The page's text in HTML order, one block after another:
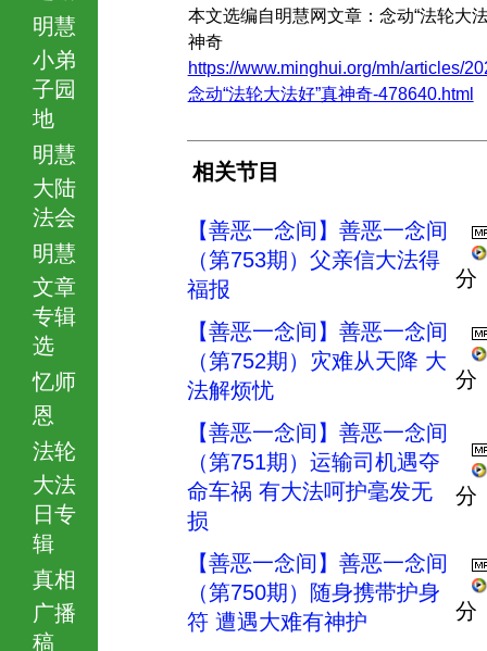
明慧
小弟
子园
地
明慧
大陆
法会
明慧
文章
专辑
选
忆师
恩
法轮
大法
日专
辑
真相
广播
稿
本文选编自明慧网文章：念动“法轮大
神奇
https://www.minghui.org/mh/articles/
念动“法轮大法好”真神奇-478640.html
相关节目
【善恶一念间】善恶一念间
（第753期）父亲信大法得
福报
分
【善恶一念间】善恶一念间
（第752期）灾难从天降 大
法解烦忧
分
【善恶一念间】善恶一念间
（第751期）运输司机遇夺
命车祸 有大法呵护毫发无
损
分
【善恶一念间】善恶一念间
（第750期）随身携带护身
符 遭遇大难有神护
分